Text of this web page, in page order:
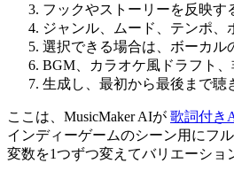
フックやストーリーを反映す
ジャンル、ムード、テンポ、
選択できる場合は、ボーカル
BGM、カラオケ風ドラフト
生成し、最初から最後まで聴
ここは、MusicMaker AIが 歌詞付き
インディーゲームのシーン用にフ
変数を1つずつ変えてバリエーショ